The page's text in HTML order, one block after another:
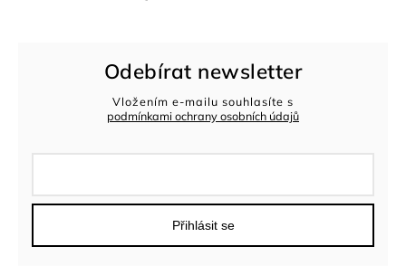
Odebírat newsletter
Vložením e-mailu souhlasíte s
podmínkami ochrany osobních údajů
Přihlásit se